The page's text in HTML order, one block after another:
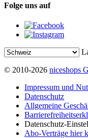
Folge uns auf
© 2010-2026 niceshops
Impressum und
Datenschutz
Allgemeine
Datenschutz-
Abo-Verträge hier